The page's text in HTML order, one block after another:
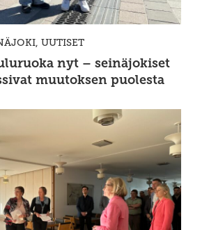
, UUTISET
nyt – seinäjokiset
muutoksen puolesta